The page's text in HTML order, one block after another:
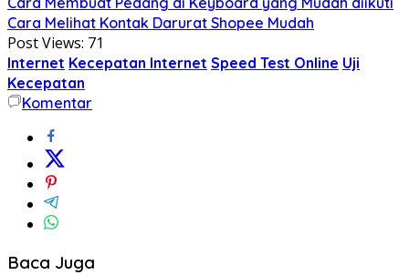
Cara Melihat Kontak Darurat Shopee Mudah
Post Views: 71
Internet Kecepatan Internet Speed Test Online Uji
Kecepatan
Komentar
Baca Juga